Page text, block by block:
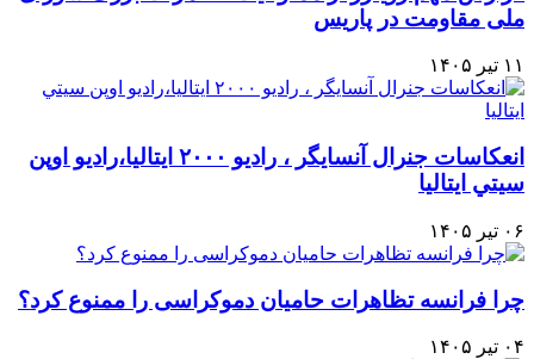
ملی مقاومت در پاریس
۱۱ تیر ۱۴۰۵
انعكاسات جنرال آنسايگر ، راديو ۲۰۰۰ ايتاليا،راديو اوپن
سيتي ايتاليا
۰۶ تیر ۱۴۰۵
چرا فرانسه تظاهرات حامیان دموکراسی را ممنوع کرد؟
۰۴ تیر ۱۴۰۵